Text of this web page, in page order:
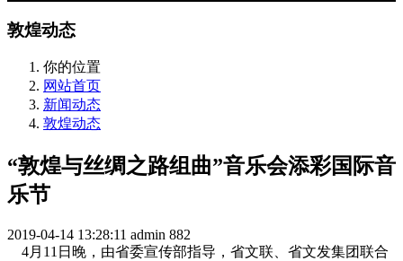
敦煌动态
你的位置
网站首页
新闻动态
敦煌动态
“敦煌与丝绸之路组曲”音乐会添彩国际音
乐节
2019-04-14 13:28:11 admin 882
4月11日晚，由省委宣传部指导，省文联、省文发集团联合